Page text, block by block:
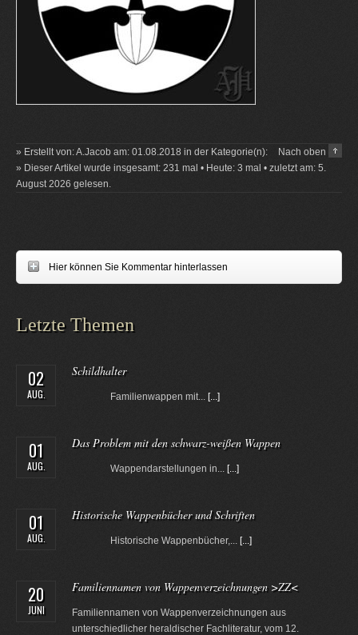
Nach oben
» Erstellt von: A.Jacob am: 01.08.2018 in der Kategorie(n):
» Dieser Artikel wurde insgesamt: 231 mal • Heute: 3 mal • zuletzt am: 5.
August 2026 gelesen.
Hier können Sie Kommentar hinterlassen
Letzte Themen
02
AUG.
Schildhalter
Familienwappen mit... [...]
01
AUG.
Das Problem mit den schwarz-weißen Wappen
Wappendarstellungen in... [...]
01
AUG.
Historische Wappenbücher und Schriften
Historische Wappenbücher,... [...]
20
JUNI
Familiennamen von Wappenverzeichnungen >ZZ<
Familiennamen von Wappenverzeichnungen aus
unterschiedlicher heraldischer Fachliteratur, vom 12.